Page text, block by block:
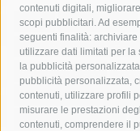
contenuti digitali,
scopi pubblicitari. Ad
seguenti finalità:
utilizzare dati limitati per
la pubblicità
pubblicità personalizzata,
contenuti, utilizzare profili
misurare le prestazioni
contenuti, comprendere il
acqua allerta meteo
area marina protetta
Asl Napoli 3 sud
castellammare di
comune di sorrento